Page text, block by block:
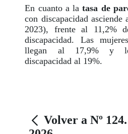
En cuanto a latasa de
con discapacidad
2023), frente al 11,2%
discapacidad. Las
llegan al 17,9% y
discapacidad al 19%.
Volver a Nº